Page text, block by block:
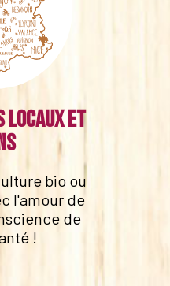
locaux et
bio ou
l'amour de
de
!